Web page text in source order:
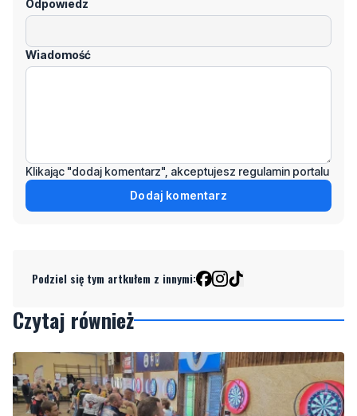
Odpowiedz
Wiadomość
Klikając "dodaj komentarz", akceptujesz regulamin portalu
Dodaj komentarz
Podziel się tym artkułem z innymi:
Czytaj również